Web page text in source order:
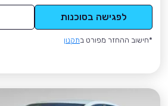
לפגישה בסוכנות
*חישוב ההחזר מפורט בתקנון